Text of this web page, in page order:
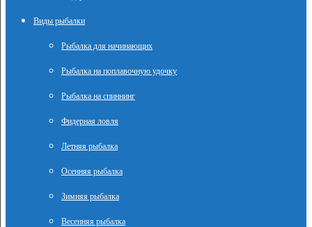
Виды рыбалки
Рыбалка для начинающих
Рыбалка на поплавочную удочку
Рыбалка на спиннинг
Фидерная ловля
Летняя рыбалка
Осенняя рыбалка
Зимняя рыбалка
Весенняя рыбалка